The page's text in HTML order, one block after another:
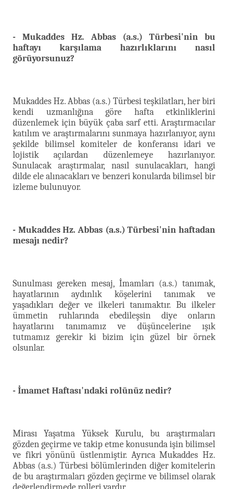
- Mukaddes Hz. Abbas (a.s.) Türbesi'nin bu
haftayı karşılama hazırlıklarını nasıl
görüyorsunuz?
Mukaddes Hz. Abbas (a.s.) Türbesi teşkilatları, her biri
kendi uzmanlığına göre hafta etkinliklerini
düzenlemek için büyük çaba sarf etti. Araştırmacılar
katılım ve araştırmalarını sunmaya hazırlanıyor, aynı
şekilde bilimsel komiteler de konferansı idari ve
lojistik açılardan düzenlemeye hazırlanıyor.
Sunulacak araştırmalar, nasıl sunulacakları, hangi
dilde ele alınacakları ve benzeri konularda bilimsel bir
izleme bulunuyor.
- Mukaddes Hz. Abbas (a.s.) Türbesi'nin haftadan
mesajı nedir?
Sunulması gereken mesaj, İmamları (a.s.) tanımak,
hayatlarının aydınlık köşelerini tanımak ve
yaşadıkları değer ve ilkeleri tanımaktır. Bu ilkeler
ümmetin ruhlarında ebedileşsin diye onların
hayatlarını tanımamız ve düşüncelerine ışık
tutmamız gerekir ki bizim için güzel bir örnek
olsunlar.
- İmamet Haftası'ndaki rolünüz nedir?
Mirası Yaşatma Yüksek Kurulu, bu araştırmaları
gözden geçirme ve takip etme konusunda işin bilimsel
ve fikri yönünü üstlenmiştir. Ayrıca Mukaddes Hz.
Abbas (a.s.) Türbesi bölümlerinden diğer komitelerin
de bu araştırmaları gözden geçirme ve bilimsel olarak